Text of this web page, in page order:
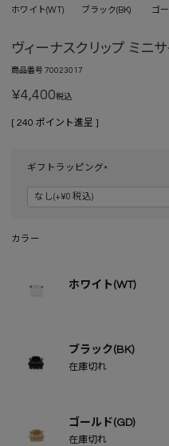
ホワイト(WT) ブラック(BK) ゴ
ヴィーナスクリップ ミニサ
商品番号 70023017
¥4,400税込
[ 240 ポイント進呈 ]
ギフトラッピング
(
カラー
ホワイト(WT)
ブラック(BK)
在庫切れ
ゴールド(GD)
在庫切れ